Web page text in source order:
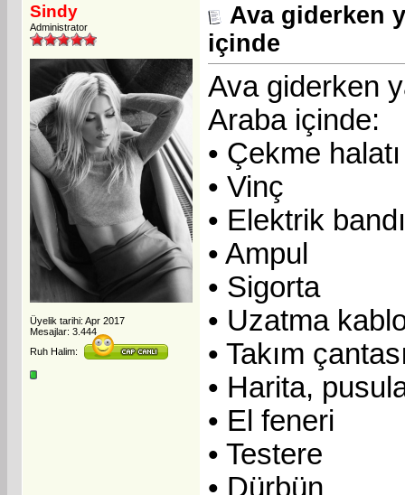
Sindy
Administrator
Üyelik tarihi: Apr 2017
Mesajlar: 3.444
Ruh Halim:
Ava giderken
içinde
Ava giderken
Araba içinde:
• Çekme halatı
• Vinç
• Elektrik bandı
• Ampul
• Sigorta
• Uzatma
• Takım
• Harita,
• El feneri
• Testere
• Dürbün